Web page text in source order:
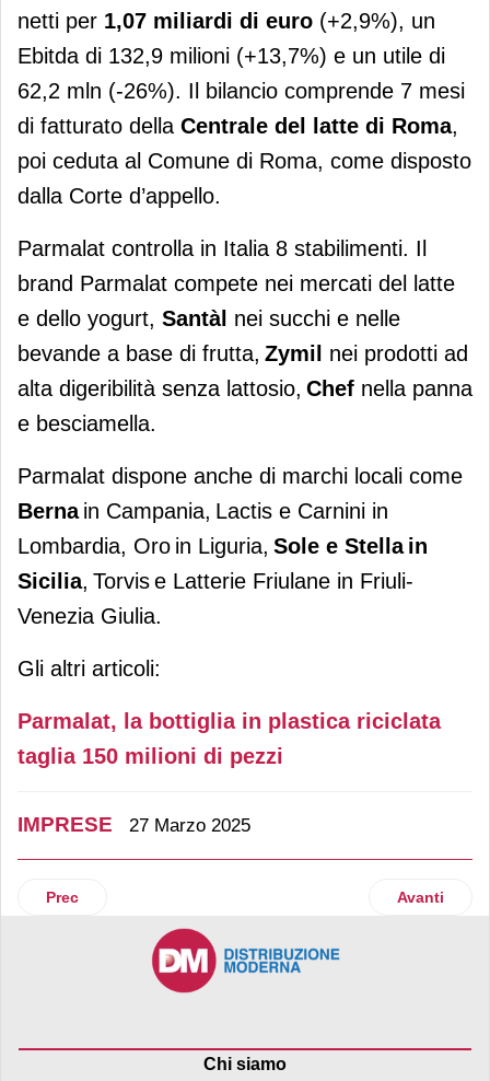
netti per 1,07 miliardi di euro (+2,9%), un
Ebitda di 132,9 milioni (+13,7%) e un utile di
62,2 mln (-26%). Il bilancio comprende 7 mesi
di fatturato della Centrale del latte di Roma,
poi ceduta al Comune di Roma, come disposto
dalla Corte d’appello.
Parmalat controlla in Italia 8 stabilimenti. Il
brand Parmalat compete nei mercati del latte
e dello yogurt, Santàl nei succhi e nelle
bevande a base di frutta, Zymil nei prodotti ad
alta digeribilità senza lattosio, Chef nella panna
e besciamella.
Parmalat dispone anche di marchi locali come
Bernain Campania, Lactis e Carnini in
Lombardia, Oro in Liguria, Sole e Stella in
Sicilia, Torvis e Latterie Friulane in Friuli-
Venezia Giulia.
Gli altri articoli:
Parmalat, la bottiglia in plastica riciclata
taglia 150 milioni di pezzi
IMPRESE 27 Marzo 2025
Articolo precedente: Crai sigla un’alleanza internazionale
Prec Articolo
Avanti
Chi siamo